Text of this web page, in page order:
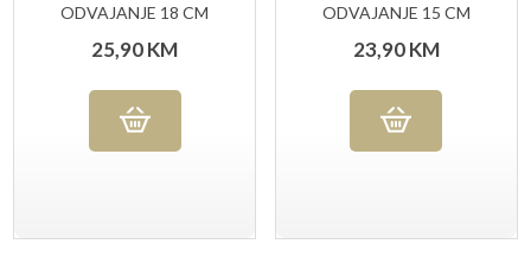
ODVAJANJE 18 CM
25,90KM
ODVAJANJE 15 CM
ZAKRIVLJENI
23,90KM